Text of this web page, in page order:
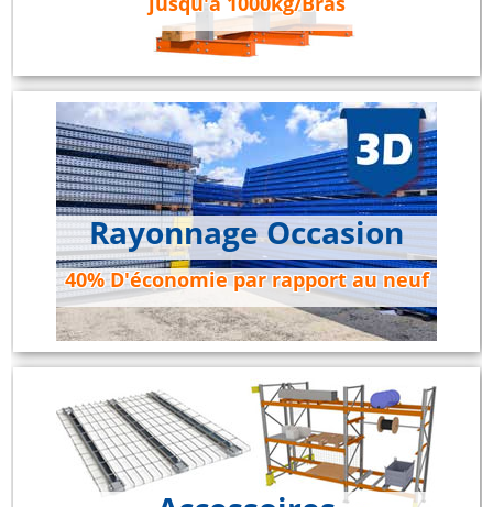
Rayonnage Occasion
40% D'économie par rapport au neuf